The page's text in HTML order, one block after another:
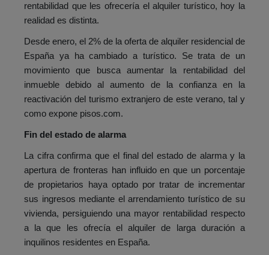
rentabilidad que les ofrecería el alquiler turístico, hoy la
realidad es distinta.
Desde enero, el 2% de la oferta de alquiler residencial de
España ya ha cambiado a turístico. Se trata de un
movimiento que busca aumentar la rentabilidad del
inmueble debido al aumento de la confianza en la
reactivación del turismo extranjero de este verano, tal y
como expone pisos.com.
Fin del estado de alarma
La cifra confirma que el final del estado de alarma y la
apertura de fronteras han influido en que un porcentaje
de propietarios haya optado por tratar de incrementar
sus ingresos mediante el arrendamiento turístico de su
vivienda, persiguiendo una mayor rentabilidad respecto
a la que les ofrecía el alquiler de larga duración a
inquilinos residentes en España.